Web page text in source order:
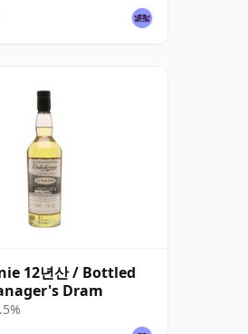
12년산 / Bottled
Dram